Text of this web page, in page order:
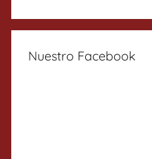
Nuestro Facebook